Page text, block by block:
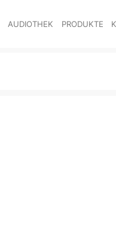
AUDIOTHEK PRODUKTE